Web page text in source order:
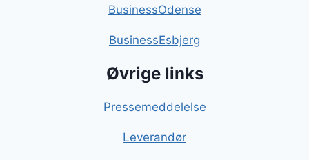
BusinessOdense
BusinessEsbjerg
Øvrige links
Pressemeddelelse
Leverandør